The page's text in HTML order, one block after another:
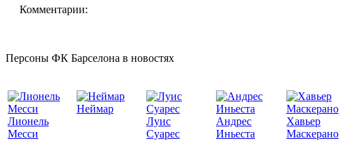
Комментарии:
Персоны ФК Барселона в новостях
Лионель
Месси
Неймар
Луис
Суарес
Андрес
Иньеста
Хавьер
Маскерано